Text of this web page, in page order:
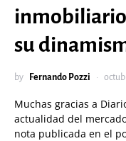
su
by Fernando Pozzi
Muchas gracias a
actualidad del
nota publicada en el